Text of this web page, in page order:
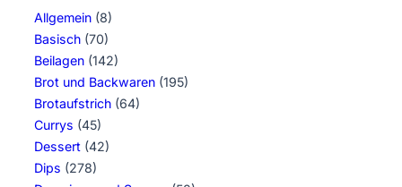
Allgemein (8)
Basisch (70)
Beilagen (142)
Brot und Backwaren (195)
Brotaufstrich (64)
Currys (45)
Dessert (42)
Dips (278)